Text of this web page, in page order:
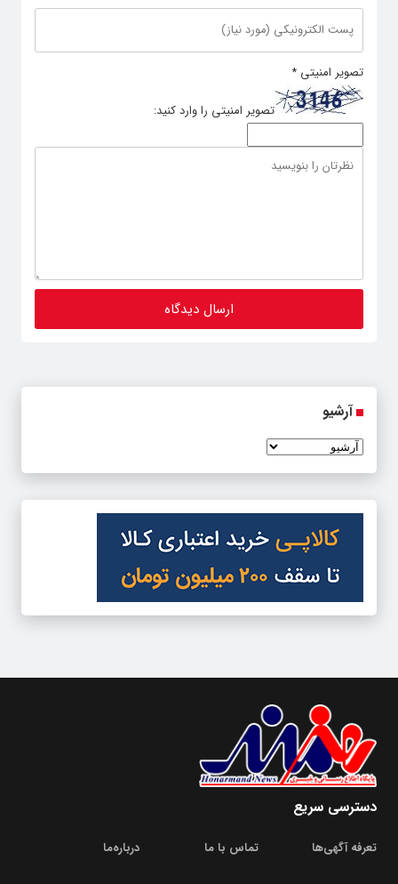
تصویر امنیتی *
تصویر امنیتی را وارد کنید:
آرشیو
دسترسی سریع
تعرفه آگهی‌ها تماس با ما درباره‌‌ما